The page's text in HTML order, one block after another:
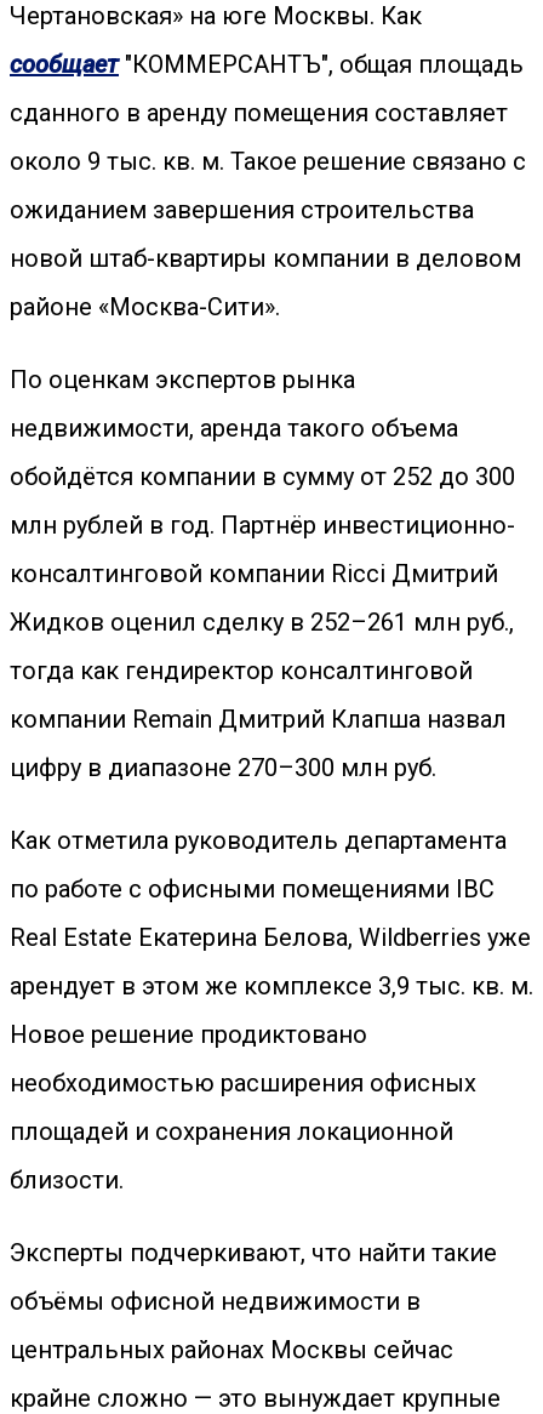
Чертановская» на юге Москвы. Как
сообщает"КОММЕРСАНТЪ", общая площадь
сданного в аренду помещения составляет
около 9 тыс. кв. м. Такое решение связано с
ожиданием завершения строительства
новой штаб-квартиры компании в деловом
районе «Москва-Сити».
По оценкам экспертов рынка
недвижимости, аренда такого объема
обойдётся компании в сумму от 252 до 300
млн рублей в год. Партнёр инвестиционно-
консалтинговой компании Ricci Дмитрий
Жидков оценил сделку в 252–261 млн руб.,
тогда как гендиректор консалтинговой
компании Remain Дмитрий Клапша назвал
цифру в диапазоне 270–300 млн руб.
Как отметила руководитель департамента
по работе с офисными помещениями IBC
Real Estate Екатерина Белова, Wildberries уже
арендует в этом же комплексе 3,9 тыс. кв. м.
Новое решение продиктовано
необходимостью расширения офисных
площадей и сохранения локационной
близости.
Эксперты подчеркивают, что найти такие
объёмы офисной недвижимости в
центральных районах Москвы сейчас
крайне сложно — это вынуждает крупные